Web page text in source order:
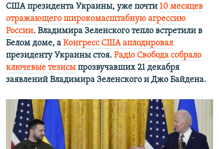
США президента Украины, уже почти 10 месяцев
отражающего широкомасштабную агрессию
России. Владимира Зеленского тепло встретили в
Белом доме, а Конгресс США аплодировал
президенту Украины стоя. Радіо Свобода собрало
ключевые тезисы прозвучавших 21 декабря
заявлений Владимира Зеленского и Джо Байдена.